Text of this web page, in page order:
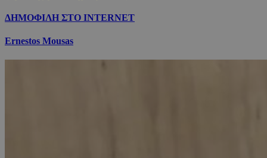
ΔΗΜΟΦΙΛΗ ΣΤΟ INTERNET
Ernestos Mousas